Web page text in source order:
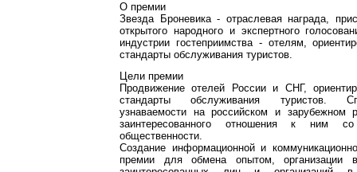
О премии
Звезда Броневика - отраслевая награда,
открытого народного и экспертного
индустрии гостеприимства - отелям,
стандарты обслуживания туристов.
Цели премии
Продвижение отелей России и СНГ,
стандарты обслуживания туристов.
узнаваемости на российском и зарубежном
заинтересованного отношения к ним
общественности.
Создание информационной и
премии для обмена опытом, организации